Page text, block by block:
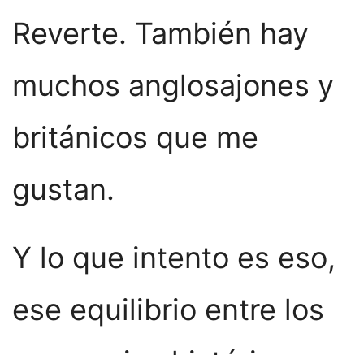
Reverte. También hay
muchos anglosajones y
británicos que me
gustan.
Y lo que intento es eso,
ese equilibrio entre los